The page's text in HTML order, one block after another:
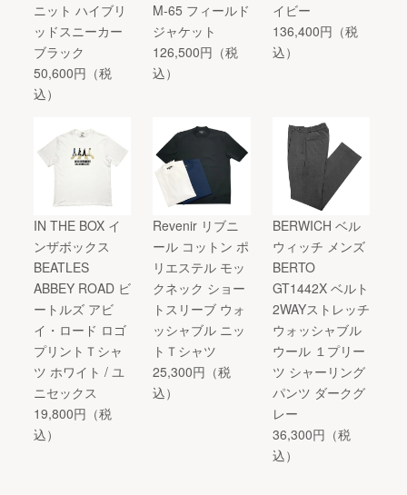
ニット ハイブリ
ッドスニーカー
ブラック
50,600円（税
込）
M-65 フィールド
ジャケット
126,500円（税
込）
イビー
136,400円（税
込）
IN THE BOX イ
ンザボックス
BEATLES
ABBEY ROAD ビ
ートルズ アビ
イ・ロード ロゴ
プリントＴシャ
ツ ホワイト / ユ
ニセックス
19,800円（税
込）
Revenir リブニ
ール コットン ポ
リエステル モッ
クネック ショー
トスリーブ ウォ
ッシャブル ニッ
トＴシャツ
25,300円（税
込）
BERWICH ベル
ウィッチ メンズ
BERTO
GT1442X ベルト
2WAYストレッチ
ウォッシャブル
ウール １プリー
ツ シャーリング
パンツ ダークグ
レー
36,300円（税
込）